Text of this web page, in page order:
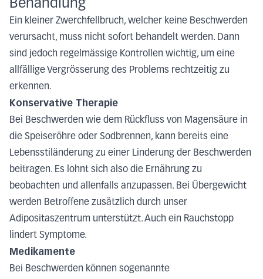
Behandlung
Ein kleiner Zwerchfellbruch, welcher keine Beschwerden
verursacht, muss nicht sofort behandelt werden. Dann
sind jedoch regelmässige Kontrollen wichtig, um eine
allfällige Vergrösserung des Problems rechtzeitig zu
erkennen.
Konservative Therapie
Bei Beschwerden wie dem Rückfluss von Magensäure in
die Speiseröhre oder Sodbrennen, kann bereits eine
Lebensstiländerung zu einer Linderung der Beschwerden
beitragen. Es lohnt sich also die Ernährung zu
beobachten und allenfalls anzupassen. Bei Übergewicht
werden Betroffene zusätzlich durch unser
Adipositaszentrum unterstützt. Auch ein Rauchstopp
lindert Symptome.
Medikamente
Bei Beschwerden können sogenannte